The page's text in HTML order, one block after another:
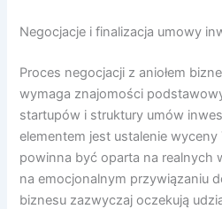
Negocjacje i finalizacja umowy
Proces negocjacji z aniołem
wymaga znajomości
startupów i struktury umów
elementem jest ustalenie
powinna być oparta na realnych
na emocjonalnym przywiązaniu
biznesu zazwyczaj oczekują